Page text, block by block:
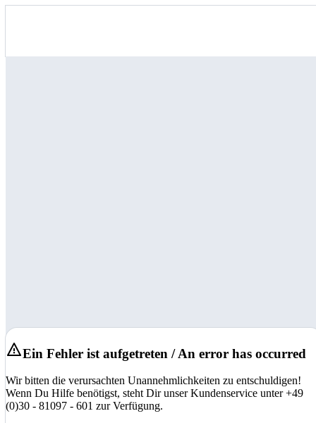
Ein Fehler ist aufgetreten / An error has occurred
Wir bitten die verursachten Unannehmlichkeiten zu entschuldigen!
Wenn Du Hilfe benötigst, steht Dir unser Kundenservice unter +49
(0)30 - 81097 - 601 zur Verfügung.